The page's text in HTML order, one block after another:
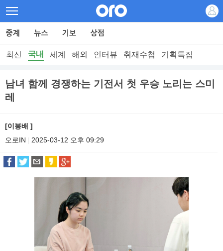
최신 국내 세계 해외 인터뷰 취재수첩 기획특집
남녀 함께 경쟁하는 기전서 첫 우승 노리는 스미
레
[이붕배 ]
오로IN
2025-03-12 오후 09:29